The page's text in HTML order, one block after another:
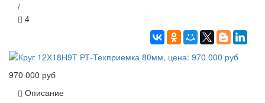
/
4
970 000 руб
Описание